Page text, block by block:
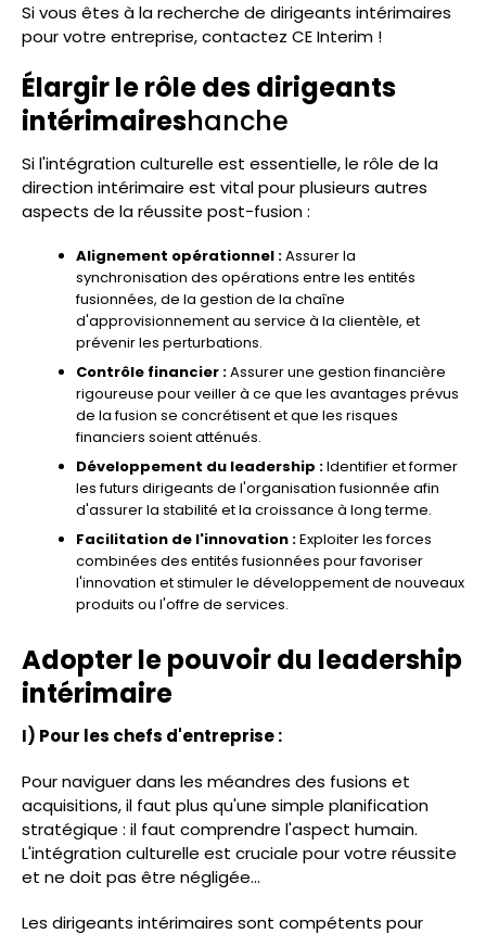
Si vous êtes à la recherche de dirigeants intérimaires
pour votre entreprise, contactez CE Interim !
Élargir le rôle des dirigeants
intérimaireshanche
Si l'intégration culturelle est essentielle, le rôle de la
direction intérimaire est vital pour plusieurs autres
aspects de la réussite post-fusion :
Alignement opérationnel :Assurer la
synchronisation des opérations entre les entités
fusionnées, de la gestion de la chaîne
d'approvisionnement au service à la clientèle, et
prévenir les perturbations.
Contrôle financier :Assurer une gestion financière
rigoureuse pour veiller à ce que les avantages prévus
de la fusion se concrétisent et que les risques
financiers soient atténués.
Développement du leadership :Identifier et former
les futurs dirigeants de l'organisation fusionnée afin
d'assurer la stabilité et la croissance à long terme.
Facilitation de l'innovation :Exploiter les forces
combinées des entités fusionnées pour favoriser
l'innovation et stimuler le développement de nouveaux
produits ou l'offre de services.
Adopter le pouvoir du leadership
intérimaire
I) Pour les chefs d'entreprise :
Pour naviguer dans les méandres des fusions et
acquisitions, il faut plus qu'une simple planification
stratégique : il faut comprendre l'aspect humain.
L'intégration culturelle est cruciale pour votre réussite
et ne doit pas être négligée...
Les dirigeants intérimaires sont compétents pour